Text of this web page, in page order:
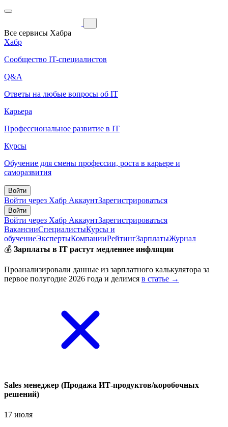
Все сервисы Хабра
Хабр
Сообщество IT-специалистов
Q&A
Ответы на любые вопросы об IT
Карьера
Профессиональное развитие в IT
Курсы
Обучение для смены профессии, роста в карьере и
саморазвития
Войти
Войти через Хабр АккаунтЗарегистрироваться
Войти
Войти через Хабр АккаунтЗарегистрироваться
ВакансииСпециалистыКурсы и
обучениеЭкспертыКомпанииРейтингЗарплатыЖурнал
💰 Зарплаты в IT растут медленнее инфляции
Проанализировали данные из зарплатного калькулятора за
первое полугодие 2026 года и делимся в статье →
Sales менеджер (Продажа ИТ-продуктов/коробочных
решений)
17 июля